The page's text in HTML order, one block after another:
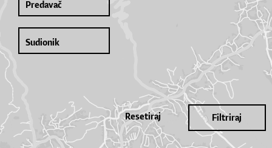
Filtriraj
Resetiraj